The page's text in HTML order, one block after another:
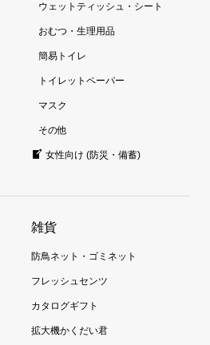
ウェットティッシュ・シート
おむつ・生理用品
簡易トイレ
トイレットペーパー
マスク
その他
女性向け (防災・備蓄)
雑貨
防鳥ネット・ゴミネット
フレッシュセンツ
カタログギフト
拡大機かくだい君